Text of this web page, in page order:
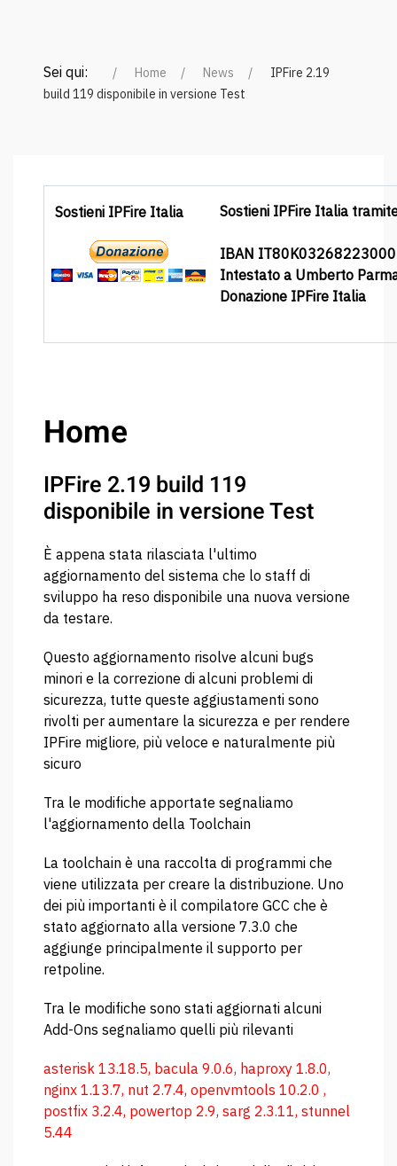
Sei qui: Home News
IPFire 2.19
build 119 disponibile in versione Test
Sostieni IPFire Italia Sostieni IPFire Italia
IBAN
Intestato a Umberto
Donazione IPFire Italia
Home
IPFire 2.19 build 119
disponibile in versione Test
È appena stata rilasciata l'ultimo
aggiornamento del sistema che lo staff di
sviluppo ha reso disponibile una nuova versione
da testare.
Questo aggiornamento risolve alcuni bugs
minori e la correzione di alcuni problemi di
sicurezza, tutte queste aggiustamenti sono
rivolti per aumentare la sicurezza e per rendere
IPFire migliore, più veloce e naturalmente più
sicuro
Tra le modifiche apportate segnaliamo
l'aggiornamento della Toolchain
La toolchain è una raccolta di programmi che
viene utilizzata per creare la distribuzione. Uno
dei più importanti è il compilatore GCC che è
stato aggiornato alla versione 7.3.0 che
aggiunge principalmente il supporto per
retpoline.
Tra le modifiche sono stati aggiornati alcuni
Add-Ons segnaliamo quelli più rilevanti
asterisk 13.18.5, bacula 9.0.6, haproxy 1.8.0,
nginx 1.13.7, nut 2.7.4, openvmtools 10.2.0 ,
postfix 3.2.4, powertop 2.9, sarg 2.3.11, stunnel
5.44